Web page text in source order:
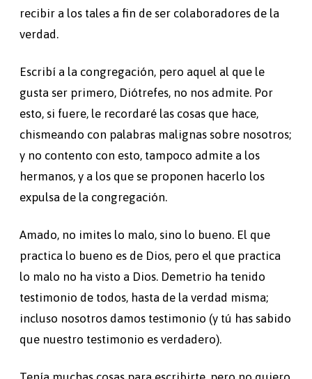
recibir a los tales a fin de ser colaboradores de la
verdad.
Escribí a la congregación, pero aquel al que le
gusta ser primero, Diótrefes, no nos admite. Por
esto, si fuere, le recordaré las cosas que hace,
chismeando con palabras malignas sobre nosotros;
y no contento con esto, tampoco admite a los
hermanos, y a los que se proponen hacerlo los
expulsa de la congregación.
Amado, no imites lo malo, sino lo bueno. El que
practica lo bueno es de Dios, pero el que practica
lo malo no ha visto a Dios. Demetrio ha tenido
testimonio de todos, hasta de la verdad misma;
incluso nosotros damos testimonio (y tú has sabido
que nuestro testimonio es verdadero).